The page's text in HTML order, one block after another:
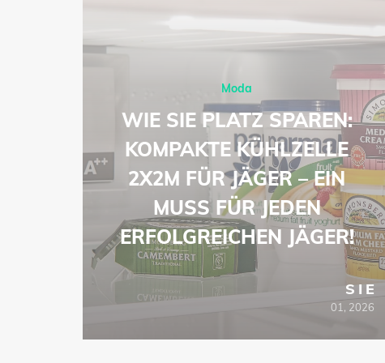
Moda
WIE SIE PLATZ SPAREN:
KOMPAKTE KÜHLZELLE
2X2M FÜR JÄGER – EIN
MUSS FÜR JEDEN
ERFOLGREICHEN JÄGER!
SIE
01, 2026